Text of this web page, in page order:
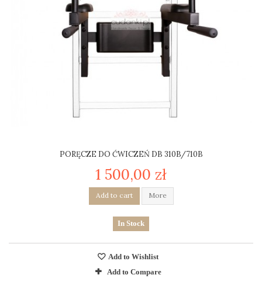
PORĘCZE DO ĆWICZEŃ DB 310B/710B
1 500,00 zł
Add to cart More
In Stock
Add to Wishlist
Add to Compare